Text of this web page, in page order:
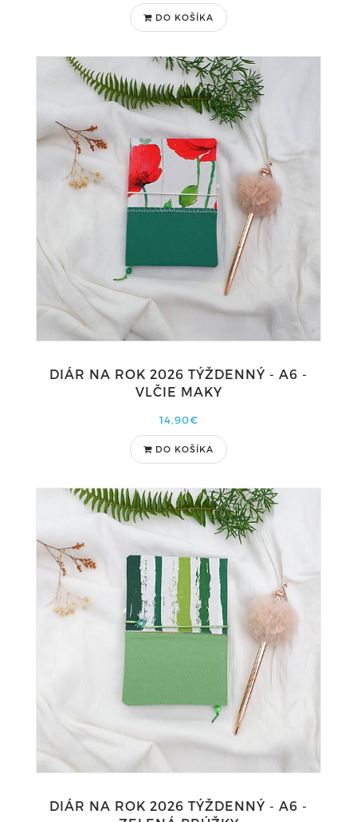
DO KOŠÍKA
DIÁR NA ROK 2026 TÝŽDENNÝ - A6 -
VLČIE MAKY
14,90€
DO KOŠÍKA
DIÁR NA ROK 2026 TÝŽDENNÝ - A6 -